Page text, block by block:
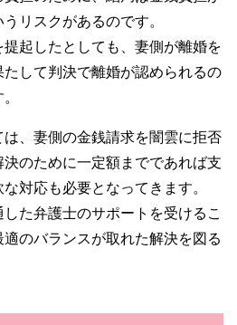
リスクがあるのです。
起したとしても、妻側が離婚を
して判決で離婚が認められるの
、妻側の金銭請求を闇雲に拒否
のために一定額までであれば支
対応も必要となってきます。
た弁護士のサポートを受けるこ
のバランスが取れた解決を図る